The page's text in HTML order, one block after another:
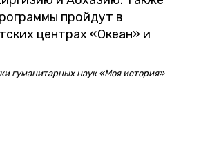
пройдут в
центрах «Океан» и
гуманитарных наук «Моя история»